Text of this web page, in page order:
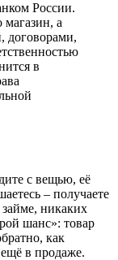
России.
магазин, а
договорами,
в
с вещью, её
– получаете
никаких
шанс»: товар
как
в продаже.